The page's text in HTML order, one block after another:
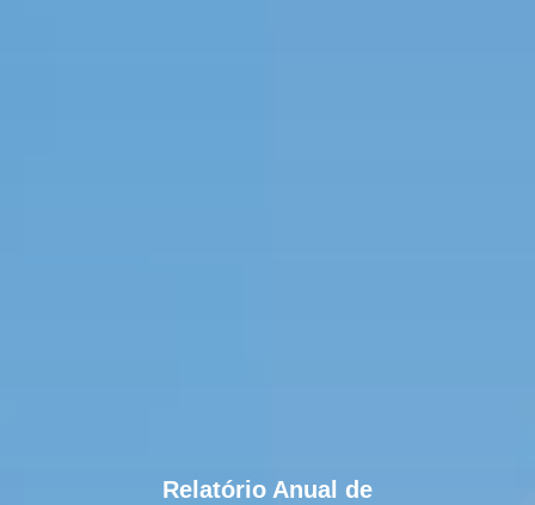
Relatório Anual de